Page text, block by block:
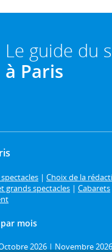
Le guide du
à Paris
| Choix de la
grands spectacles | Cabarets
mois
2026 | Novembre 2026